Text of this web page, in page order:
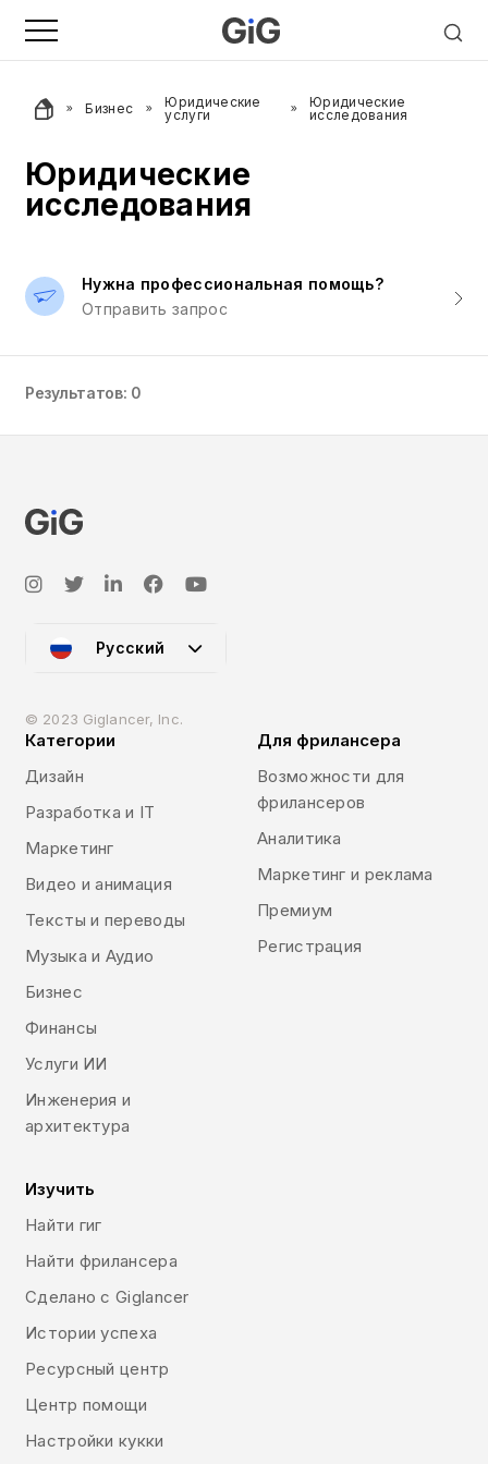
Бизнес
Юридические
услуги
Юридические
исследования
Юридические
исследования
Нужна профессиональная помощь?
Отправить запрос
Результатов: 0
Русский
© 2023 Giglancer, Inc.
Категории
Дизайн
Разработка и IT
Маркетинг
Видео и анимация
Тексты и переводы
Музыка и Аудио
Бизнес
Финансы
Услуги ИИ
Инженерия и
архитектура
Для фрилансера
Возможности для
фрилансеров
Аналитика
Маркетинг и реклама
Премиум
Регистрация
Изучить
Найти гиг
Найти фрилансера
Сделано с Giglancer
Истории успеха
Ресурсный центр
Центр помощи
Настройки кукки